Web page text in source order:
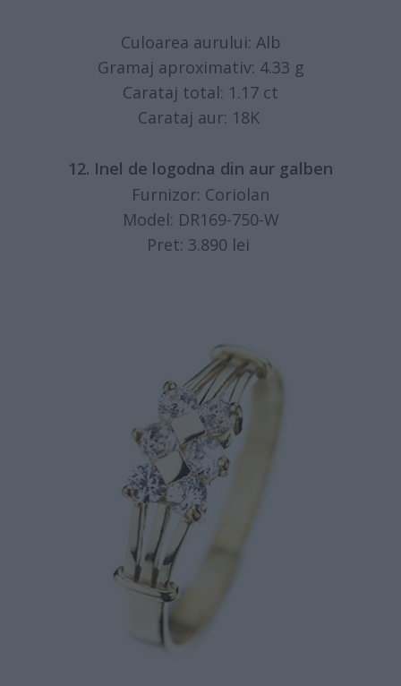
Culoarea aurului: Alb
Gramaj aproximativ: 4.33 g
Carataj total: 1.17 ct
Carataj aur: 18K
12. Inel de logodna din aur galben
Furnizor: Coriolan
Model: DR169-750-W
Pret: 3.890 lei